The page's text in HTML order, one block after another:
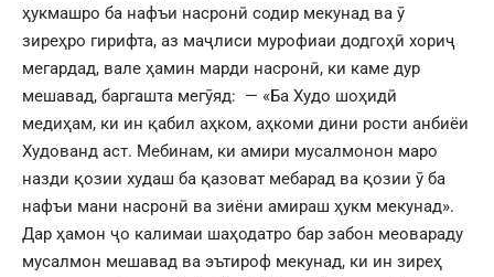
ҳукмашро ба нафъи насронӣ содир мекунад ва ӯ
зиреҳро гирифта, аз маҷлиси мурофиаи додгоҳӣ хориҷ
мегардад, вале ҳамин марди насронӣ, ки каме дур
мешавад, баргашта мегӯяд: — «Ба Худо шоҳидӣ
медиҳам, ки ин қабил аҳком, аҳкоми дини рости анбиёи
Худованд аст. Мебинам, ки амири мусалмонон маро
назди қозии худаш ба қазоват мебарад ва қозии ӯ ба
нафъи мани насронӣ ва зиёни амираш ҳукм мекунад».
Дар ҳамон ҷо калимаи шаҳодатро бар забон меовараду
мусалмон мешавад ва эътироф мекунад, ки ин зиреҳ